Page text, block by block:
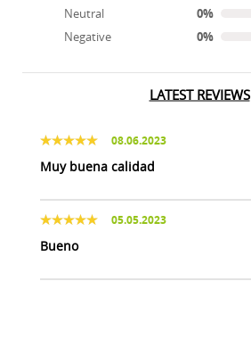
Neutral
0%
Negative
0%
LATEST REVIEWS
08.06.2023
Muy buena calidad
05.05.2023
Bueno